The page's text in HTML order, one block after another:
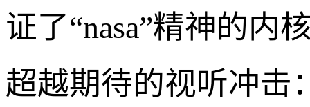
证了“nasa”精神的
超越期待的视听冲击